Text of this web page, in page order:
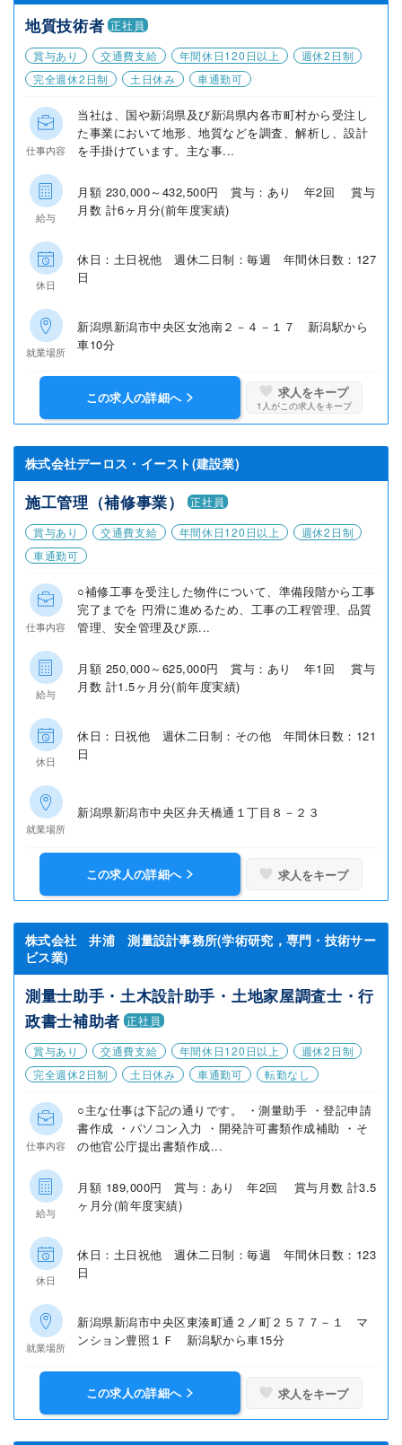
地質技術者 正社員
賞与あり
交通費支給 年間休日120日以上
週休2日制
完全週休2日制
土日休み 車通勤可
仕事内容
当社は、国や新潟県及び新潟県内各市町村から受注し
た事業において地形、地質などを調査、解析し、設計
を手掛けています。主な事...
給与
月額 230,000～432,500円 賞与：あり 年2回 賞与
月数 計6ヶ月分(前年度実績)
休日
休日：土日祝他 週休二日制：毎週 年間休日数：127
日
就業場所
新潟県新潟市中央区女池南２－４－１７ 新潟駅から
車10分
この求人の詳細へ 求人をキープ
1 人がこの求人をキープ
株式会社デーロス・イースト(建設業)
施工管理（補修事業）
正社員
賞与あり
交通費支給 年間休日120日以上
週休2日制
車通勤可
仕事内容
○補修工事を受注した物件について、準備段階から工事
完了までを 円滑に進めるため、工事の工程管理、品質
管理、安全管理及び原...
給与
月額 250,000～625,000円 賞与：あり 年1回 賞与
月数 計1.5ヶ月分(前年度実績)
休日
休日：日祝他 週休二日制：その他 年間休日数：121
日
就業場所
新潟県新潟市中央区弁天橋通１丁目８－２３
この求人の詳細へ 求人をキープ
株式会社 井浦 測量設計事務所(学術研究，専門・技術サー
ビス業)
測量士助手・土木設計助手・土地家屋調査士・行
政書士補助者 正社員
賞与あり
交通費支給 年間休日120日以上
週休2日制
完全週休2日制
土日休み 車通勤可 転勤なし
仕事内容
○主な仕事は下記の通りです。 ・測量助手 ・登記申請
書作成 ・パソコン入力 ・開発許可書類作成補助 ・そ
の他官公庁提出書類作成...
給与
月額 189,000円 賞与：あり 年2回 賞与月数 計3.5
ヶ月分(前年度実績)
休日
休日：土日祝他 週休二日制：毎週 年間休日数：123
日
就業場所
新潟県新潟市中央区東湊町通２ノ町２５７７－１ マ
ンション豊照１Ｆ 新潟駅から車15分
この求人の詳細へ 求人をキープ